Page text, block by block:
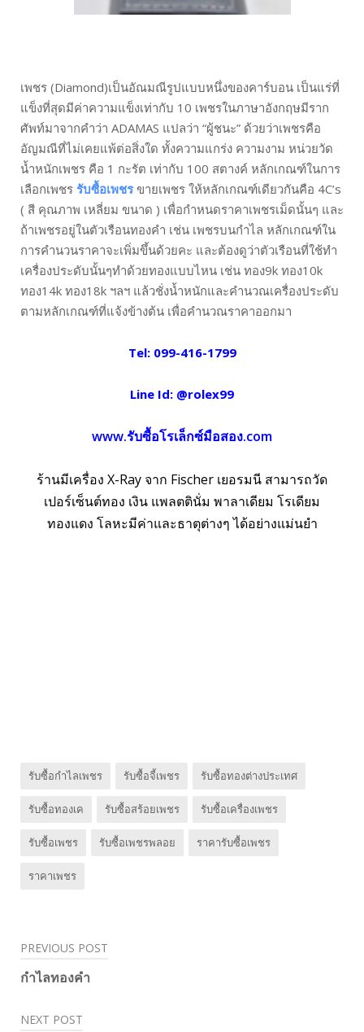
เพชร (Diamond)เป็นอัณมณีรูปแบบหนึ่งของคาร์บอน เป็นแร่ที่
แข็งที่สุดมีค่าความแข็งเท่ากับ 10 เพชรในภาษาอังกฤษมีราก
ศัพท์มาจากคำว่า ADAMAS แปลว่า “ผู้ชนะ” ด้วยว่าเพชรคือ
อัญมณีที่ไม่เคยแพ้ต่อสิ่งใด ทั้งความแกร่ง ความงาม หน่วยวัด
น้ำหนักเพชร คือ 1 กะรัต เท่ากับ 100 สตางค์ หลักเกณฑ์ในการ
เลือกเพชร รับซื้อเพชรขายเพชร ให้หลักเกณฑ์เดียวกันคือ 4C’s
( สี คุณภาพ เหลี่ยม ขนาด ) เพื่อกำหนดราคาเพชรเม็ดนั้นๆ และ
ถ้าเพชรอยู่ในตัวเรือนทองคำ เช่น เพชรบนกำไล หลักเกณฑ์ใน
การคำนวนราคาจะเพิ่มขึ้นด้วยคะ และต้องดูว่าตัวเรือนที่ใช้ทำ
เครื่องประดับนั้นๆทำด้วยทองแบบไหน เช่น ทอง9k ทอง10k
ทอง14k ทอง18k ฯลฯ แล้วชั่งน้ำหนักและคำนวณเครื่องประดับ
ตามหลักเกณฑ์ที่แจ้งข้างต้น เพื่อคำนวณราคาออกมา
Tel: 099-416-1799
Line Id: @rolex99
www.รับซื้อโรเล็กซ์มือสอง.com
ร้านมีเครื่อง X-Ray จาก Fischer เยอรมนี สามารถวัด
เปอร์เซ็นต์ทอง เงิน แพลตตินั่ม พาลาเดียม โรเดียม
ทองแดง โลหะมีค่าและธาตุต่างๆ ได้อย่างแม่นยำ
รับซื้อกำไลเพชร รับซื้อจี้เพชร รับซื้อทองต่างประเทศ
รับซื้อทองเค รับซื้อสร้อยเพชร รับซื้อเครื่องเพชร
รับซื้อเพชร รับซื้อเพชรพลอย ราคารับซื้อเพชร
ราคาเพชร
Post
PREVIOUS POST
กำไลทองคำ
NEXT POST